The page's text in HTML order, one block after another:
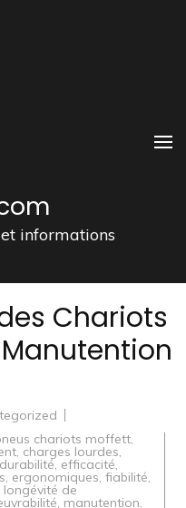
informations
Chariots
chariots moffett,
, charges lourdes,
durabilité, efficacité,
, ergonomiques, fiabilité,
longévité de
, manutention,